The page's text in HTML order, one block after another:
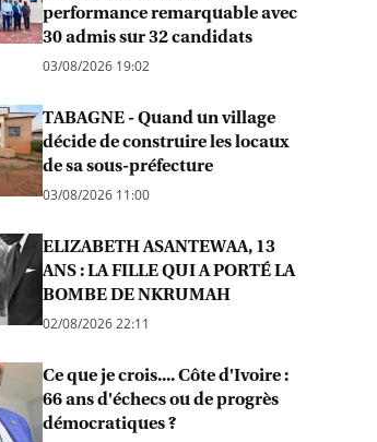
performance remarquable avec
30 admis sur 32 candidats
03/08/2026 19:02
TABAGNE - Quand un village
décide de construire les locaux
de sa sous-préfecture
03/08/2026 11:00
ELIZABETH ASANTEWAA, 13
ANS : LA FILLE QUI A PORTÉ LA
BOMBE DE NKRUMAH
02/08/2026 22:11
Ce que je crois.... Côte d'Ivoire :
66 ans d'échecs ou de progrès
démocratiques ?